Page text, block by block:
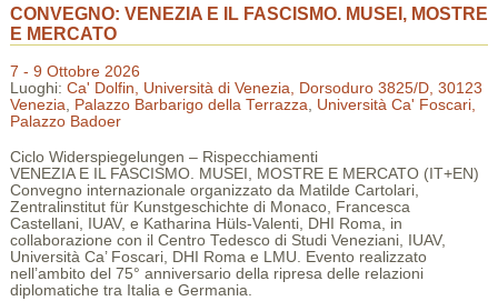
CONVEGNO: VENEZIA E IL FASCISMO. MUSEI, MOSTRE
E MERCATO
7 - 9 Ottobre 2026
Luoghi: Ca' Dolfin, Università di Venezia, Dorsoduro 3825/D, 30123
Venezia
Palazzo Barbarigo della Terrazza
Università Ca' Foscari,
Palazzo Badoer
Ciclo Widerspiegelungen – Rispecchiamenti
VENEZIA E IL FASCISMO. MUSEI, MOSTRE E MERCATO (IT+EN)
Convegno internazionale organizzato da Matilde Cartolari,
Zentralinstitut für Kunstgeschichte di Monaco, Francesca
Castellani, IUAV, e Katharina Hüls-Valenti, DHI Roma, in
collaborazione con il Centro Tedesco di Studi Veneziani, IUAV,
Università Ca’ Foscari, DHI Roma e LMU. Evento realizzato
nell’ambito del 75° anniversario della ripresa delle relazioni
diplomatiche tra Italia e Germania.